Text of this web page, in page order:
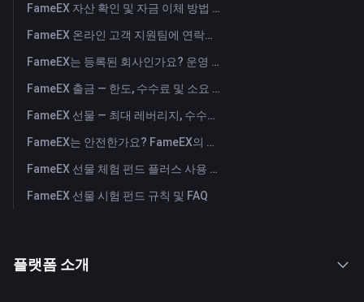
FameEX 자산 확인 및 자금 이체 방법 (앱)
FameEX 온라인 고객 지원팀에 연락하는 방법은 무엇인가요?
FameEX는 등록된 회사인가요? 운영 주체 및 등록 정보
FameEX 출금 — 한도, 수수료 및 소요 시간
FameEX 선물 — 최대 레버리지, 수수료, USDⓈ-M 무기한
FameEX는 안전한가요? FameEX의 사용자 자산 보호 방식
FameEX 선물 체험 펀드 플러스 사용 방법은 무엇인가요?
FameEX 선물 시험 펀드 규칙 및 FAQ
플랫폼 소개